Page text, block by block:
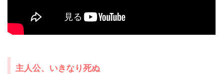
主人公、いきなり死ぬ